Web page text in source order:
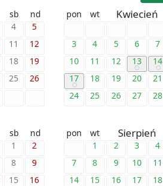
sb
nd
4
5
11
12
18
19
25
26
pon wt Kwiecień
3
4 5 6 7
10
11 12 13 14
17
18 19 20 21
24
25 26 27 28
sb
nd
1
2
8
9
15
16
pon wt Sierpień
1
2 3 4
7
8 9 10 11
14
15 16 17 18